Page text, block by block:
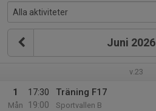
Juni 2026
v.23
1
Mån
17:30
19:00
Träning F17
Sportvallen B